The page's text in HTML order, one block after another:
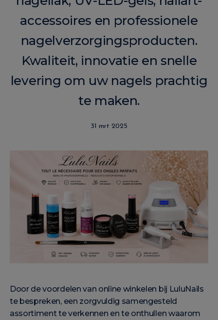
accessoires en professionele
nagelverzorgingsproducten.
Kwaliteit, innovatie en snelle
levering om uw nagels prachtig
te maken.
31 mrt 2025
Door de voordelen van online winkelen bij LuluNails
te bespreken, een zorgvuldig samengesteld
assortiment te verkennen en te onthullen waarom